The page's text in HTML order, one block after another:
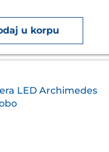
u korpu
LED Archimedes